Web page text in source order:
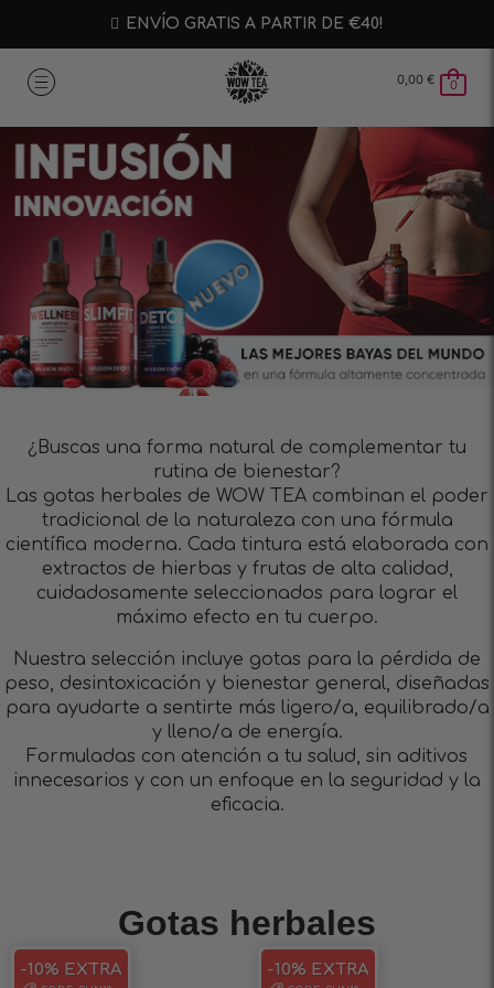
ENVÍO GRATIS A PARTIR DE €40!
0,00 € 0
¿Buscas una forma natural de complementar tu
rutina de bienestar?
Las gotas herbales de WOW TEA combinan el poder
tradicional de la naturaleza con una fórmula
científica moderna. Cada tintura está elaborada con
extractos de hierbas y frutas de alta calidad,
cuidadosamente seleccionados para lograr el
máximo efecto en tu cuerpo.
Nuestra selección incluye gotas para la pérdida de
peso, desintoxicación y bienestar general, diseñadas
para ayudarte a sentirte más ligero/a, equilibrado/a
y lleno/a de energía.
Formuladas con atención a tu salud, sin aditivos
innecesarios y con un enfoque en la seguridad y la
eficacia.
Gotas herbales
-10% EXTRA -10% EXTRA